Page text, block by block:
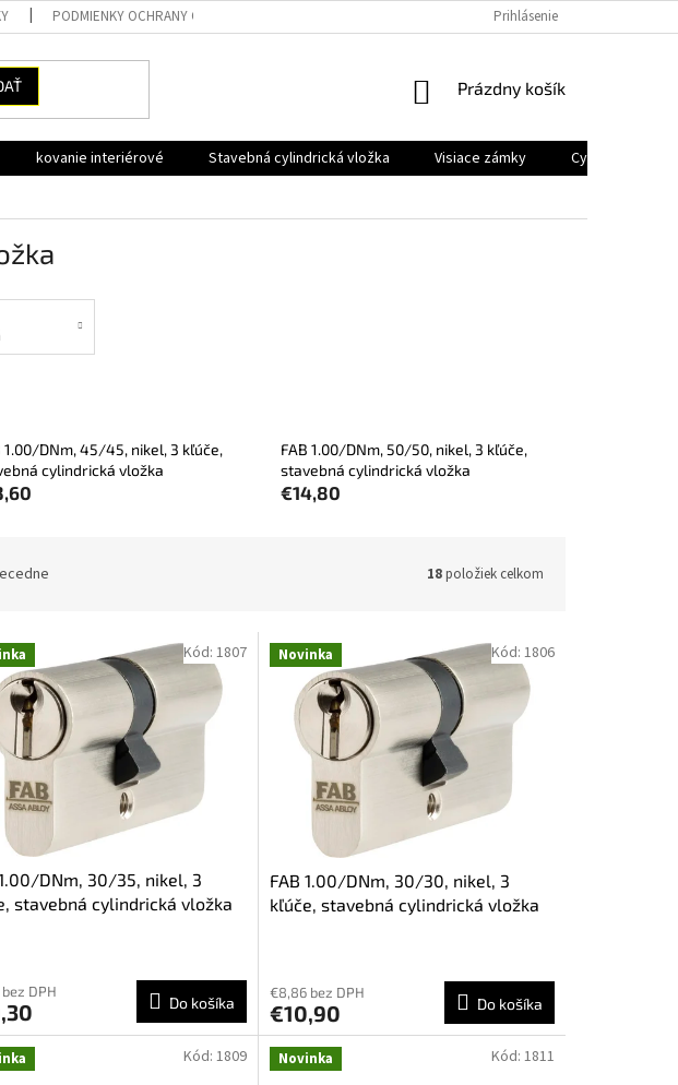
PODMIENKY OCHRANY OSOBNÝCH ÚDAJOV Prihlásenie
NÁKUPNÝ
Prázdny košík
kovanie interiérové Stavebná cylindrická vložka Visiace zámky
Cyklo a moto
1.00/DNm, 45/45, nikel, 3 kľúče,
cylindrická vložka
FAB 1.00/DNm, 50/50, nikel, 3 kľúče,
stavebná cylindrická vložka
€14,80
18položiek celkom
DNm, 30/35, nikel, 3
stavebná cylindrická vložka
DPH
Do košíka
Kód: 1807 Novinka
FAB 1.00/DNm, 30/30, nikel, 3
kľúče, stavebná cylindrická vložka
€8,86 bez DPH
€10,90 Do košíka
Kód: 1806
Kód: 1809 Novinka Kód: 1811